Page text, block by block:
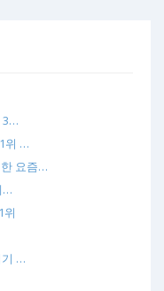
3…
위 …
한 요즘…
…
위
기 …